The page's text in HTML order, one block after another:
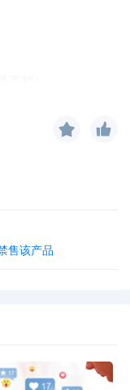
档）
汽车、纺织、
示，2024年中国
售该产品